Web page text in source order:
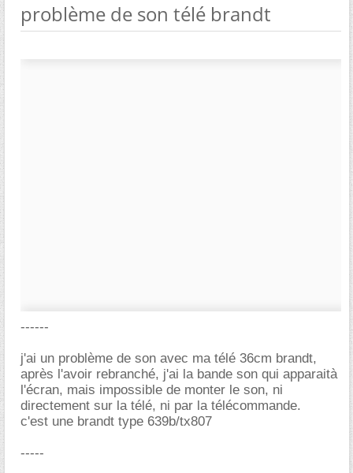
problème de son télé brandt
------
j'ai un problème de son avec ma télé 36cm brandt,
après l'avoir rebranché, j'ai la bande son qui apparaità
l'écran, mais impossible de monter le son, ni
directement sur la télé, ni par la télécommande.
c'est une brandt type 639b/tx807
-----